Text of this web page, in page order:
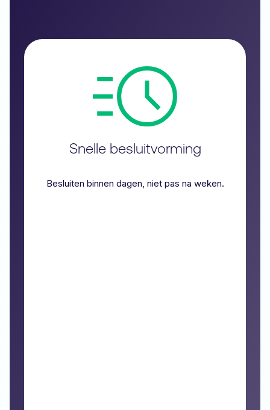
Snelle besluitvorming
Besluiten binnen dagen, niet pas na weken.